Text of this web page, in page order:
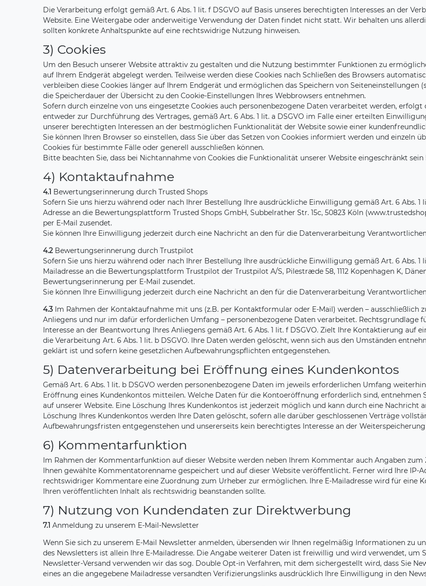
Die Verarbeitung erfolgt gemäß Art. 6 Abs. 1 lit. f DSGVO auf Basis unseres berechtigten Interesses an der
Website. Eine Weitergabe oder anderweitige Verwendung der Daten findet nicht statt. Wir behalten uns
sollten konkrete Anhaltspunkte auf eine rechtswidrige Nutzung hinweisen.
3) Cookies
Um den Besuch unserer Website attraktiv zu gestalten und die Nutzung bestimmter Funktionen zu
auf Ihrem Endgerät abgelegt werden. Teilweise werden diese Cookies nach Schließen des Browsers
verbleiben diese Cookies länger auf Ihrem Endgerät und ermöglichen das Speichern von Seiteneinstellungen
die Speicherdauer der Übersicht zu den Cookie-Einstellungen Ihres Webbrowsers entnehmen.
Sofern durch einzelne von uns eingesetzte Cookies auch personenbezogene Daten verarbeitet werden, erfolgt
entweder zur Durchführung des Vertrages, gemäß Art. 6 Abs. 1 lit. a DSGVO im Falle einer erteilten
unserer berechtigten Interessen an der bestmöglichen Funktionalität der Website sowie einer
Sie können Ihren Browser so einstellen, dass Sie über das Setzen von Cookies informiert werden und einzeln
Cookies für bestimmte Fälle oder generell ausschließen können.
Bitte beachten Sie, dass bei Nichtannahme von Cookies die Funktionalität unserer Website eingeschränkt sein
4) Kontaktaufnahme
4.1 Bewertungserinnerung durch Trusted Shops
Sofern Sie uns hierzu während oder nach Ihrer Bestellung Ihre ausdrückliche Einwilligung gemäß Art. 6 Abs.
Adresse an die Bewertungsplattform Trusted Shops GmbH, Subbelrather Str. 15c, 50823 Köln
per E-Mail zusendet.
Sie können Ihre Einwilligung jederzeit durch eine Nachricht an den für die Datenverarbeitung
4.2 Bewertungserinnerung durch Trustpilot
Sofern Sie uns hierzu während oder nach Ihrer Bestellung Ihre ausdrückliche Einwilligung gemäß Art. 6 Abs.
Mailadresse an die Bewertungsplattform Trustpilot der Trustpilot A/S, Pilestræde 58, 1112 Kopenhagen K,
Bewertungserinnerung per E-Mail zusendet.
Sie können Ihre Einwilligung jederzeit durch eine Nachricht an den für die Datenverarbeitung
4.3 Im Rahmen der Kontaktaufnahme mit uns (z.B. per Kontaktformular oder E-Mail) werden –
Anliegens und nur im dafür erforderlichen Umfang – personenbezogene Daten verarbeitet. Rechtsgrundlage
Interesse an der Beantwortung Ihres Anliegens gemäß Art. 6 Abs. 1 lit. f DSGVO. Zielt Ihre Kontaktierung auf
die Verarbeitung Art. 6 Abs. 1 lit. b DSGVO. Ihre Daten werden gelöscht, wenn sich aus den Umständen
geklärt ist und sofern keine gesetzlichen Aufbewahrungspflichten entgegenstehen.
5) Datenverarbeitung bei Eröffnung eines Kundenkontos
Gemäß Art. 6 Abs. 1 lit. b DSGVO werden personenbezogene Daten im jeweils erforderlichen Umfang
Eröffnung eines Kundenkontos mitteilen. Welche Daten für die Kontoeröffnung erforderlich sind, entnehmen
auf unserer Website. Eine Löschung Ihres Kundenkontos ist jederzeit möglich und kann durch eine Nachricht
Löschung Ihres Kundenkontos werden Ihre Daten gelöscht, sofern alle darüber geschlossenen Verträge
Aufbewahrungsfristen entgegenstehen und unsererseits kein berechtigtes Interesse an der
6) Kommentarfunktion
Im Rahmen der Kommentarfunktion auf dieser Website werden neben Ihrem Kommentar auch Angaben
Ihnen gewählte Kommentatorenname gespeichert und auf dieser Website veröffentlicht. Ferner wird Ihre IP-
rechtswidriger Kommentare eine Zuordnung zum Urheber zur ermöglichen. Ihre E-Mailadresse wird für eine
Ihren veröffentlichten Inhalt als rechtswidrig beanstanden sollte.
7) Nutzung von Kundendaten zur Direktwerbung
7.1 Anmeldung zu unserem E-Mail-Newsletter
Wenn Sie sich zu unserem E-Mail Newsletter anmelden, übersenden wir Ihnen regelmäßig Informationen zu
des Newsletters ist allein Ihre E-Mailadresse. Die Angabe weiterer Daten ist freiwillig und wird verwendet, um
Newsletter-Versand verwenden wir das sog. Double Opt-in Verfahren, mit dem sichergestellt wird, dass Sie
eines an die angegebene Mailadresse versandten Verifizierungslinks ausdrücklich Ihre Einwilligung in den